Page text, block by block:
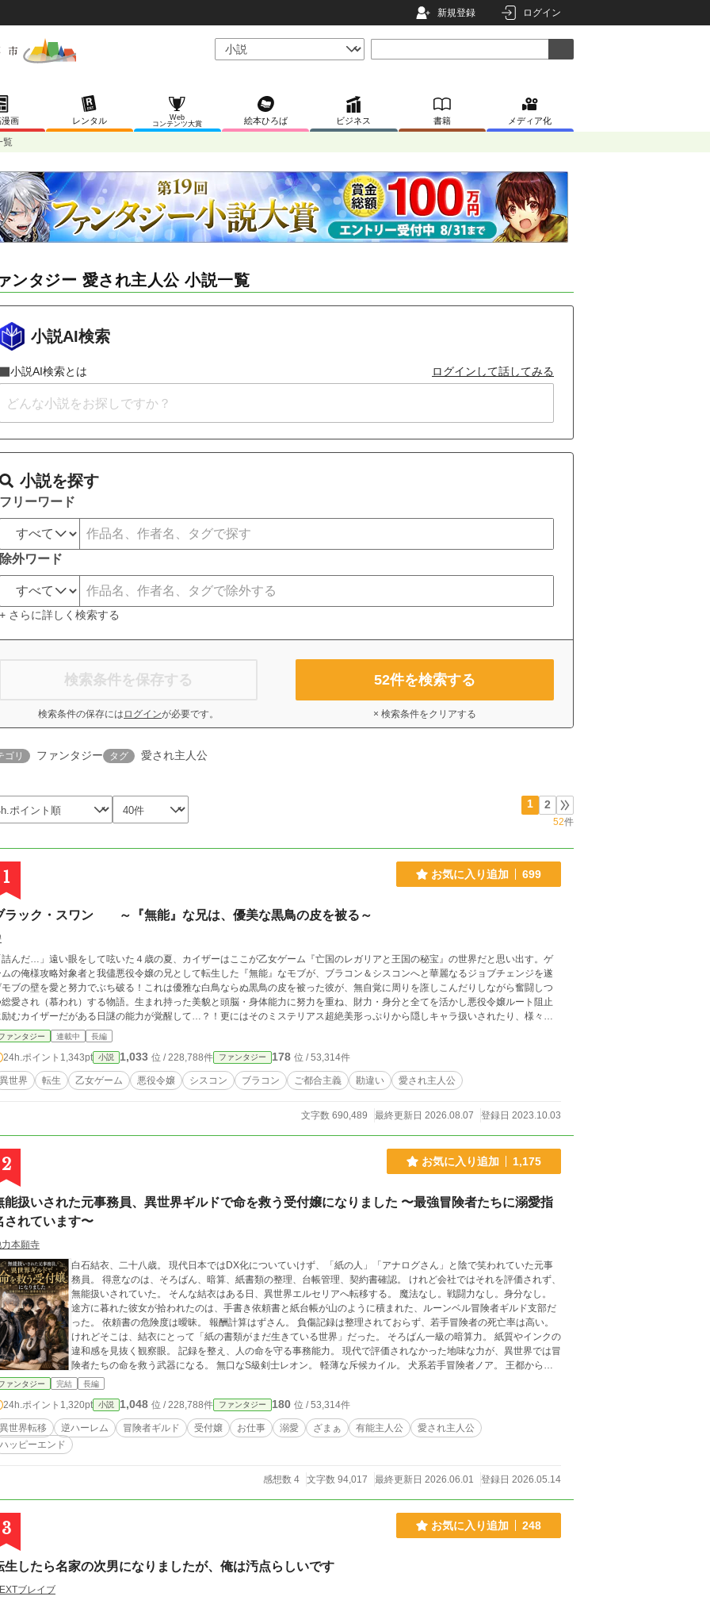
新規登録 ログイン
画 レンタル
Web
コンテンツ大賞
絵本ひろば ビジネス 書籍 メディア化
覧
ンタジー 愛され主人公 小説一覧
小説AI検索
小説AI検索とは ログインして話してみる
小説を探す
フリーワード
除外ワード
+ さらに詳しく検索する
検索条件を保存する
検索条件の保存には ログインが必要です。
52件を検索する
× 検索条件をクリアする
ゴリ ファンタジー タグ 愛され主人公
1 2
52件
1 お気に入り追加 699
ラック・スワン ～『無能』な兄は、優美な黒鳥の皮を被る～
んだ…」遠い眼をして呟いた４歳の夏、カイザーはここが乙女ゲーム『亡国のレガリアと王国の秘宝』の世界だと思い出す。ゲ
の俺様攻略対象者と我儘悪役令嬢の兄として転生した『無能』なモブが、ブラコン＆シスコンへと華麗なるジョブチェンジを遂
ブの壁を愛と努力でぶち破る！これは優雅な白鳥ならぬ黒鳥の皮を被った彼が、無自覚に周りを誑しこんだりしながら奮闘しつ
愛され（慕われ）する物語。生まれ持った美貌と頭脳・身体能力に努力を重ね、財力・身分と全てを活かし悪役令嬢ルート阻止
むカイザーだがある日謎の能力が覚醒して…？！更にはそのミステリアス超絶美形っぷりから隠しキャラ扱いされたり、様々な
いにも拍車がかかり…。鉄壁の微笑みの裏で心の中の独り言と突っ込みが炸裂する彼の日常。（一話は短め設定です）
ァンタジー 連載中 長編
24h.ポイント 1,343pt 小説 1,033 位 / 228,788件 ファンタジー 178 位 / 53,314件
異世界 転生 乙女ゲーム 悪役令嬢 シスコン ブラコン ご都合主義 勘違い 愛され主人公
文字数 690,489 最終更新日 2026.08.07 登録日 2023.10.03
2 お気に入り追加 1,175
能扱いされた元事務員、異世界ギルドで命を救う受付嬢になりました 〜最強冒険者たちに溺愛指
されています〜
本願寺
白石結衣、二十八歳。 現代日本ではDX化についていけず、「紙の人」「アナログさん」と陰で笑われていた元事
務員。 得意なのは、そろばん、暗算、紙書類の整理、台帳管理、契約書確認。 けれど会社ではそれを評価されず、
無能扱いされていた。 そんな結衣はある日、異世界エルセリアへ転移する。 魔法なし。戦闘力なし。身分なし。
途方に暮れた彼女が拾われたのは、手書き依頼書と紙台帳が山のように積まれた、ルーンベル冒険者ギルド支部だ
った。 依頼書の危険度は曖昧。 報酬計算はずさん。 負傷記録は整理されておらず、若手冒険者の死亡率は高い。
けれどそこは、結衣にとって「紙の書類がまだ生きている世界」だった。 そろばん一級の暗算力。 紙質やインクの
違和感を見抜く観察眼。 記録を整え、人の命を守る事務能力。 現代で評価されなかった地味な力が、異世界では冒
険者たちの命を救う武器になる。 無口なS級剣士レオン。 軽薄な斥候カイル。 犬系若手冒険者ノア。 王都から来
た貴公子アシュレイ。 そして結衣を拾った支部長ヴィクトル。 結衣に命を救われた彼らは、次々と彼女を専属指名
居場所を見つけていく物語。 ※毎日2話更新 12:00、 20:00
ァンタジー 完結 長編
24h.ポイント 1,320pt 小説 1,048 位 / 228,788件 ファンタジー 180 位 / 53,314件
異世界転移 逆ハーレム 冒険者ギルド 受付嬢 お仕事 溺愛 ざまぁ 有能主人公
愛され主人公
ハッピーエンド
感想数 4 文字数 94,017 最終更新日 2026.06.01 登録日 2026.05.14
3 お気に入り追加 248
生したら名家の次男になりましたが、俺は汚点らしいです
ブレイブ